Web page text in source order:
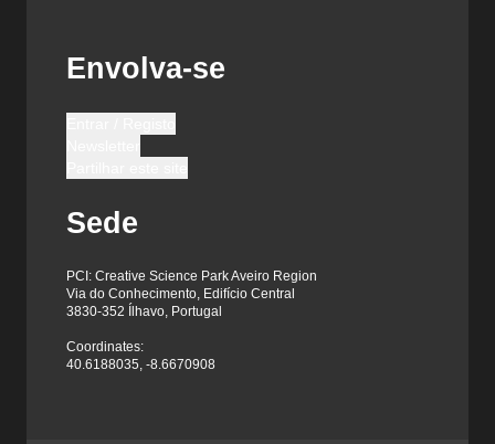
Envolva-se
Sede
PCI: Creative Science Park Aveiro Region
Via do Conhecimento, Edifício Central
3830-352 Ílhavo, Portugal
Coordinates:
40.6188035, -8.6670908